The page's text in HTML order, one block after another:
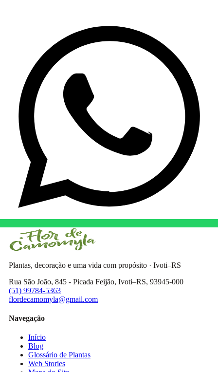
Plantas, decoração e uma vida com propósito · Ivoti–RS
Rua São João, 845 - Picada Feijão, Ivoti–RS, 93945-000
(51) 99784-5363
flordecamomyla@gmail.com
Navegação
Início
Blog
Glossário de Plantas
Web Stories